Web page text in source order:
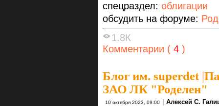
спецраздел: облигации
обсудить на форуме:
1.8К
Комментарии ( 4 )
Блог им. superdet|
ЗАО ЛК "Роделен"
10 октября 2023, 09:00 | Алексей С.